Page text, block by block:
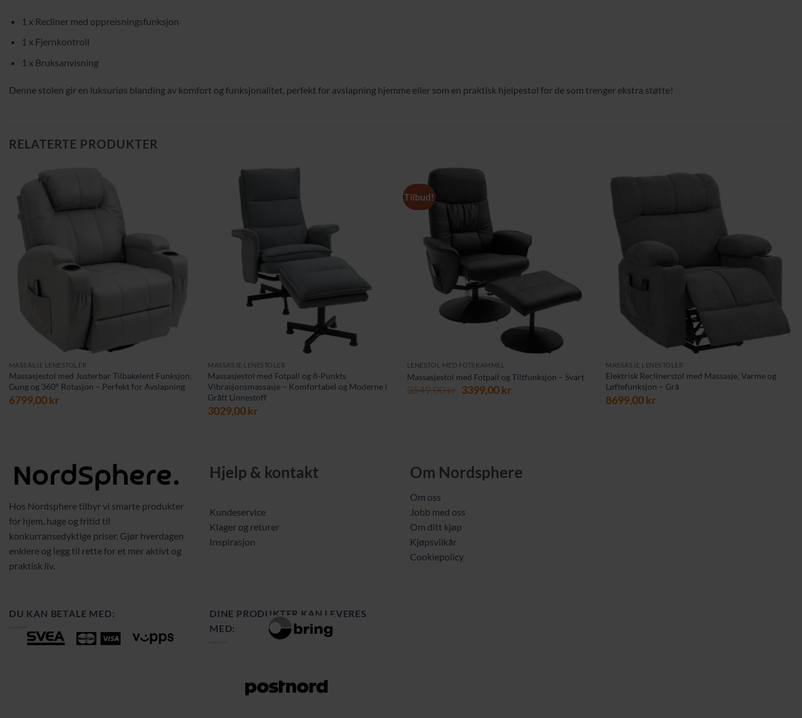
1 x Recliner med oppreisningsfunksjon
1 x Fjernkontroll
1 x Bruksanvisning
Denne stolen gir en luksuriøs blanding av komfort og funksjonalitet, perfekt for avslapning hjemme eller som en praktisk hjelpestol for de som trenger ekstra støtte!
RELATERTE PRODUKTER
MASSASJE LENESTOLER
Massasjestol med Justerbar Tilbakelent Funksjon,
Gung og 360° Rotasjon – Perfekt for Avslapning
6799,00kr
MASSASJE LENESTOLER
Massasjestol med Fotpall og 8-Punkts
Vibrasjonsmassasje – Komfortabel og Moderne i
Grått Linnestoff
3029,00kr
Tilbud!
LENESTOL MED FOTSKAMMEL
Massasjestol med Fotpall og Tiltfunksjon – Svart
3549,00kr Opprinnelig
3399,00krNåværende
MASSASJE LENESTOLER
Elektrisk Reclinerstol med Massasje, Varme og
Løftefunksjon – Grå
8699,00kr
Hos Nordsphere tilbyr vi smarte produkter
for hjem, hage og fritid til
konkurransedyktige priser. Gjør hverdagen
enklere og legg til rette for et mer aktivt og
praktisk liv.
Hjelp & kontakt
Kundeservice
Klager og returer
Inspirasjon
Om Nordsphere
Om oss
Jobb med oss
Om ditt kjøp
Kjøpsvilkår
Cookiepolicy
DU KAN BETALE MED:
DINE PRODUKTER KAN LEVERES
MED: